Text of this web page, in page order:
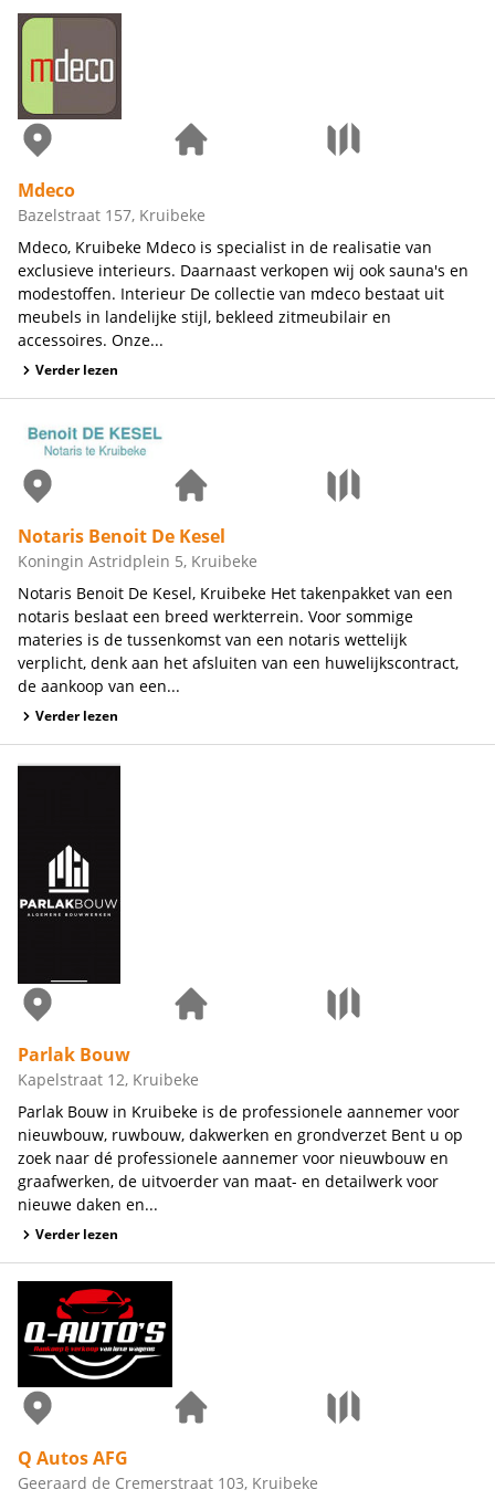
Mdeco
Bazelstraat 157, Kruibeke
Mdeco, Kruibeke Mdeco is specialist in de realisatie van
exclusieve interieurs. Daarnaast verkopen wij ook sauna's en
modestoffen. Interieur De collectie van mdeco bestaat uit
meubels in landelijke stijl, bekleed zitmeubilair en
accessoires. Onze...
Verder lezen
Notaris Benoit De Kesel
Koningin Astridplein 5, Kruibeke
Notaris Benoit De Kesel, Kruibeke Het takenpakket van een
notaris beslaat een breed werkterrein. Voor sommige
materies is de tussenkomst van een notaris wettelijk
verplicht, denk aan het afsluiten van een huwelijkscontract,
de aankoop van een...
Verder lezen
Parlak Bouw
Kapelstraat 12, Kruibeke
Parlak Bouw in Kruibeke is de professionele aannemer voor
nieuwbouw, ruwbouw, dakwerken en grondverzet Bent u op
zoek naar dé professionele aannemer voor nieuwbouw en
graafwerken, de uitvoerder van maat- en detailwerk voor
nieuwe daken en...
Verder lezen
Q Autos AFG
Geeraard de Cremerstraat 103, Kruibeke